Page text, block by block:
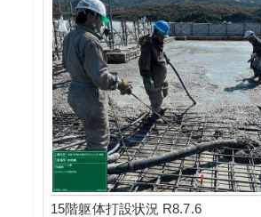
15階躯体打設状況 R8.7.6